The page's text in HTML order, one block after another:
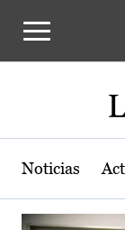
Noticias